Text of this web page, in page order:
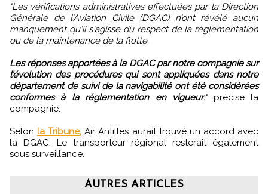
"Les vérifications administratives effectuées par la Direction
Générale de l’Aviation Civile (DGAC) n’ont révélé aucun
manquement qu'il s'agisse du respect de la réglementation
ou de la maintenance de la flotte.
Les réponses apportées à la DGAC par notre compagnie sur
l’évolution des procédures qui sont appliquées dans notre
département de suivi de la navigabilité ont été considérées
conformes à la réglementation en vigueur."précise la
compagnie.
Selon la Tribune, Air Antilles aurait trouvé un accord avec
la DGAC. Le transporteur régional resterait également
sous surveillance.
AUTRES ARTICLES